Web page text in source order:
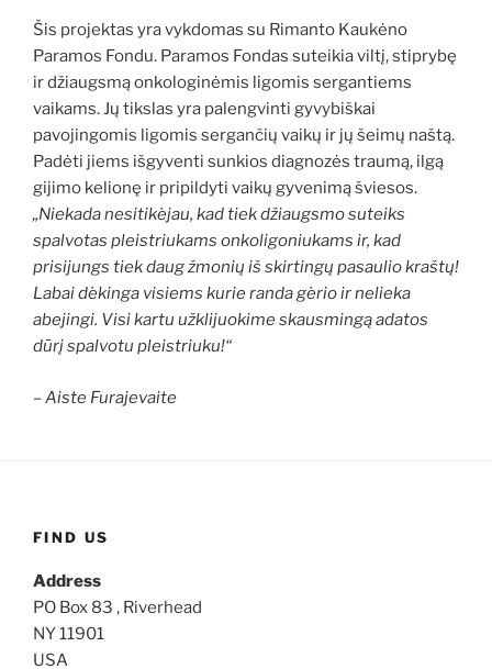
Šis projektas yra vykdomas su Rimanto Kaukėno
Paramos Fondu. Paramos Fondas suteikia viltį, stiprybę
ir džiaugsmą onkologinėmis ligomis sergantiems
vaikams. Jų tikslas yra palengvinti gyvybiškai
pavojingomis ligomis sergančių vaikų ir jų šeimų naštą.
Padėti jiems išgyventi sunkios diagnozės traumą, ilgą
gijimo kelionę ir pripildyti vaikų gyvenimą šviesos.
„Niekada nesitikėjau, kad tiek džiaugsmo suteiks
spalvotas pleistriukams onkoligoniukams ir, kad
prisijungs tiek daug žmonių iš skirtingų pasaulio kraštų!
Labai dėkinga visiems kurie randa gėrio ir nelieka
abejingi. Visi kartu užklijuokime skausmingą adatos
dūrį spalvotu pleistriuku!“
– Aiste Furajevaite
FIND US
Address
PO Box 83 , Riverhead
NY 11901
USA